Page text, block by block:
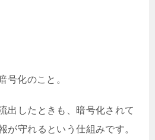
号化のこと。
出したときも、暗号化されて
が守れるという仕組みです。